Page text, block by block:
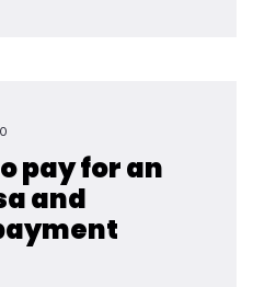
0
pay for an
and